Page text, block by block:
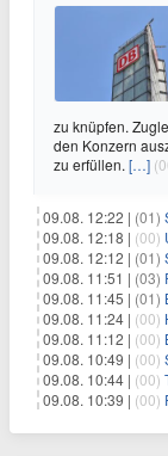
zu knüpfen.
den Konzern
zu erfüllen. […]
09.08. 12:22 | (01)
09.08. 12:18 | (00)
09.08. 12:12 | (01)
09.08. 11:51 | (03)
09.08. 11:45 | (01)
09.08. 11:24 | (00)
09.08. 11:12 | (00)
09.08. 10:49 | (00)
09.08. 10:44 | (00)
09.08. 10:39 | (00)